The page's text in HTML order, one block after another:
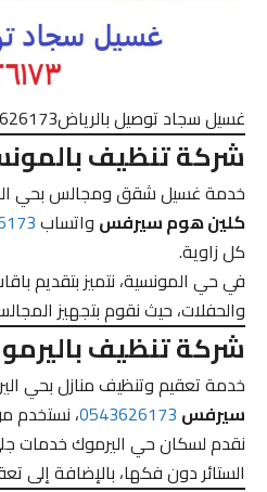
غسيل سجاد توصيل بالرياض0543626173
شركة تنظيف
خدمة غسيل شقق ومجالس بحي
كلين هوم سيرفسواتساب
كل زاوية.
في حي المونسية، نتميز بتقديم
والحفلات، حيث نقوم بتجهيز
شركة تنظيف باليرموك
خدمة تعقيم وتنظيف منازل بحي
سيرفس0543626173، نستخدم
نقدم لسكان حي اليرموك خدمات جلي
الستائر دون فكها، بالإضافة إلى